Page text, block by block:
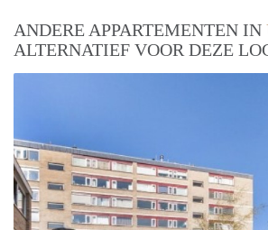
ANDERE APPARTEMENTEN IN
ALTERNATIEF VOOR DEZE